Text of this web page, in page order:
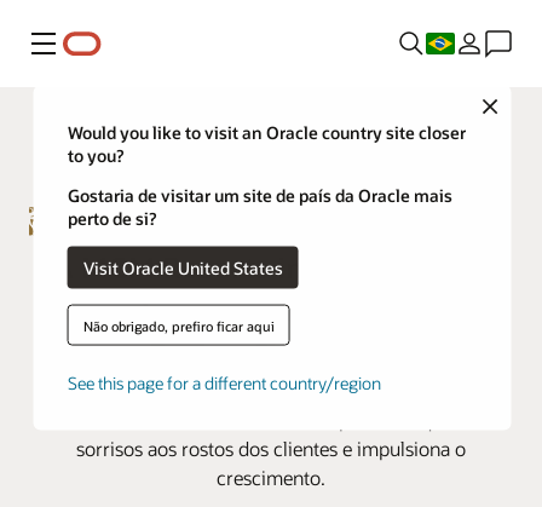
Menu
Close
Would you like to visit an Oracle country site closer
to you?
Gostaria de visitar um site de país da Oracle mais
perto de si?
Visit Oracle United States
Não obrigado, prefiro ficar aqui
See this page for a different country/region
A MGM Resorts impressiona os
hóspedes com a ajuda do Oracle
Fusion Cloud ERP
Modernizar os sistemas financeiros ajuda a potência do
sorrisos aos rostos dos clientes e impulsiona o
crescimento.